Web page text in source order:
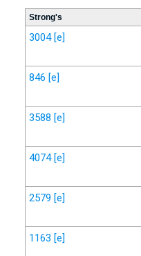
Strong's
3004 [e]
846 [e]
3588 [e]
4074 [e]
2579 [e]
1163 [e]